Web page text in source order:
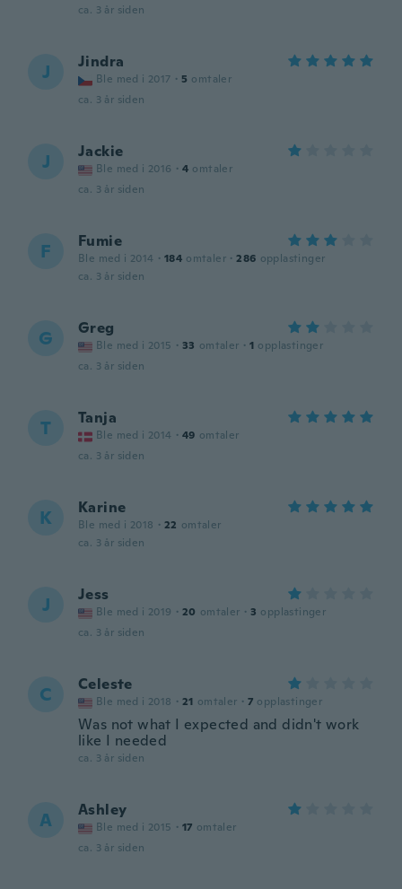
ca. 3 år siden
J Jindra
Ble med i 2017 · 5 omtaler
ca. 3 år siden
J Jackie
Ble med i 2016 · 4 omtaler
ca. 3 år siden
F Fumie
Ble med i 2014 · 184 omtaler · 286 opplastinger
ca. 3 år siden
G Greg
Ble med i 2015 · 33 omtaler · 1 opplastinger
ca. 3 år siden
T Tanja
Ble med i 2014 · 49 omtaler
ca. 3 år siden
K Karine
Ble med i 2018 · 22 omtaler
ca. 3 år siden
J Jess
Ble med i 2019 · 20 omtaler · 3 opplastinger
ca. 3 år siden
C Celeste
Ble med i 2018 · 21 omtaler · 7 opplastinger
Was not what I expected and didn't work
like I needed
ca. 3 år siden
A Ashley
Ble med i 2015 · 17 omtaler
ca. 3 år siden